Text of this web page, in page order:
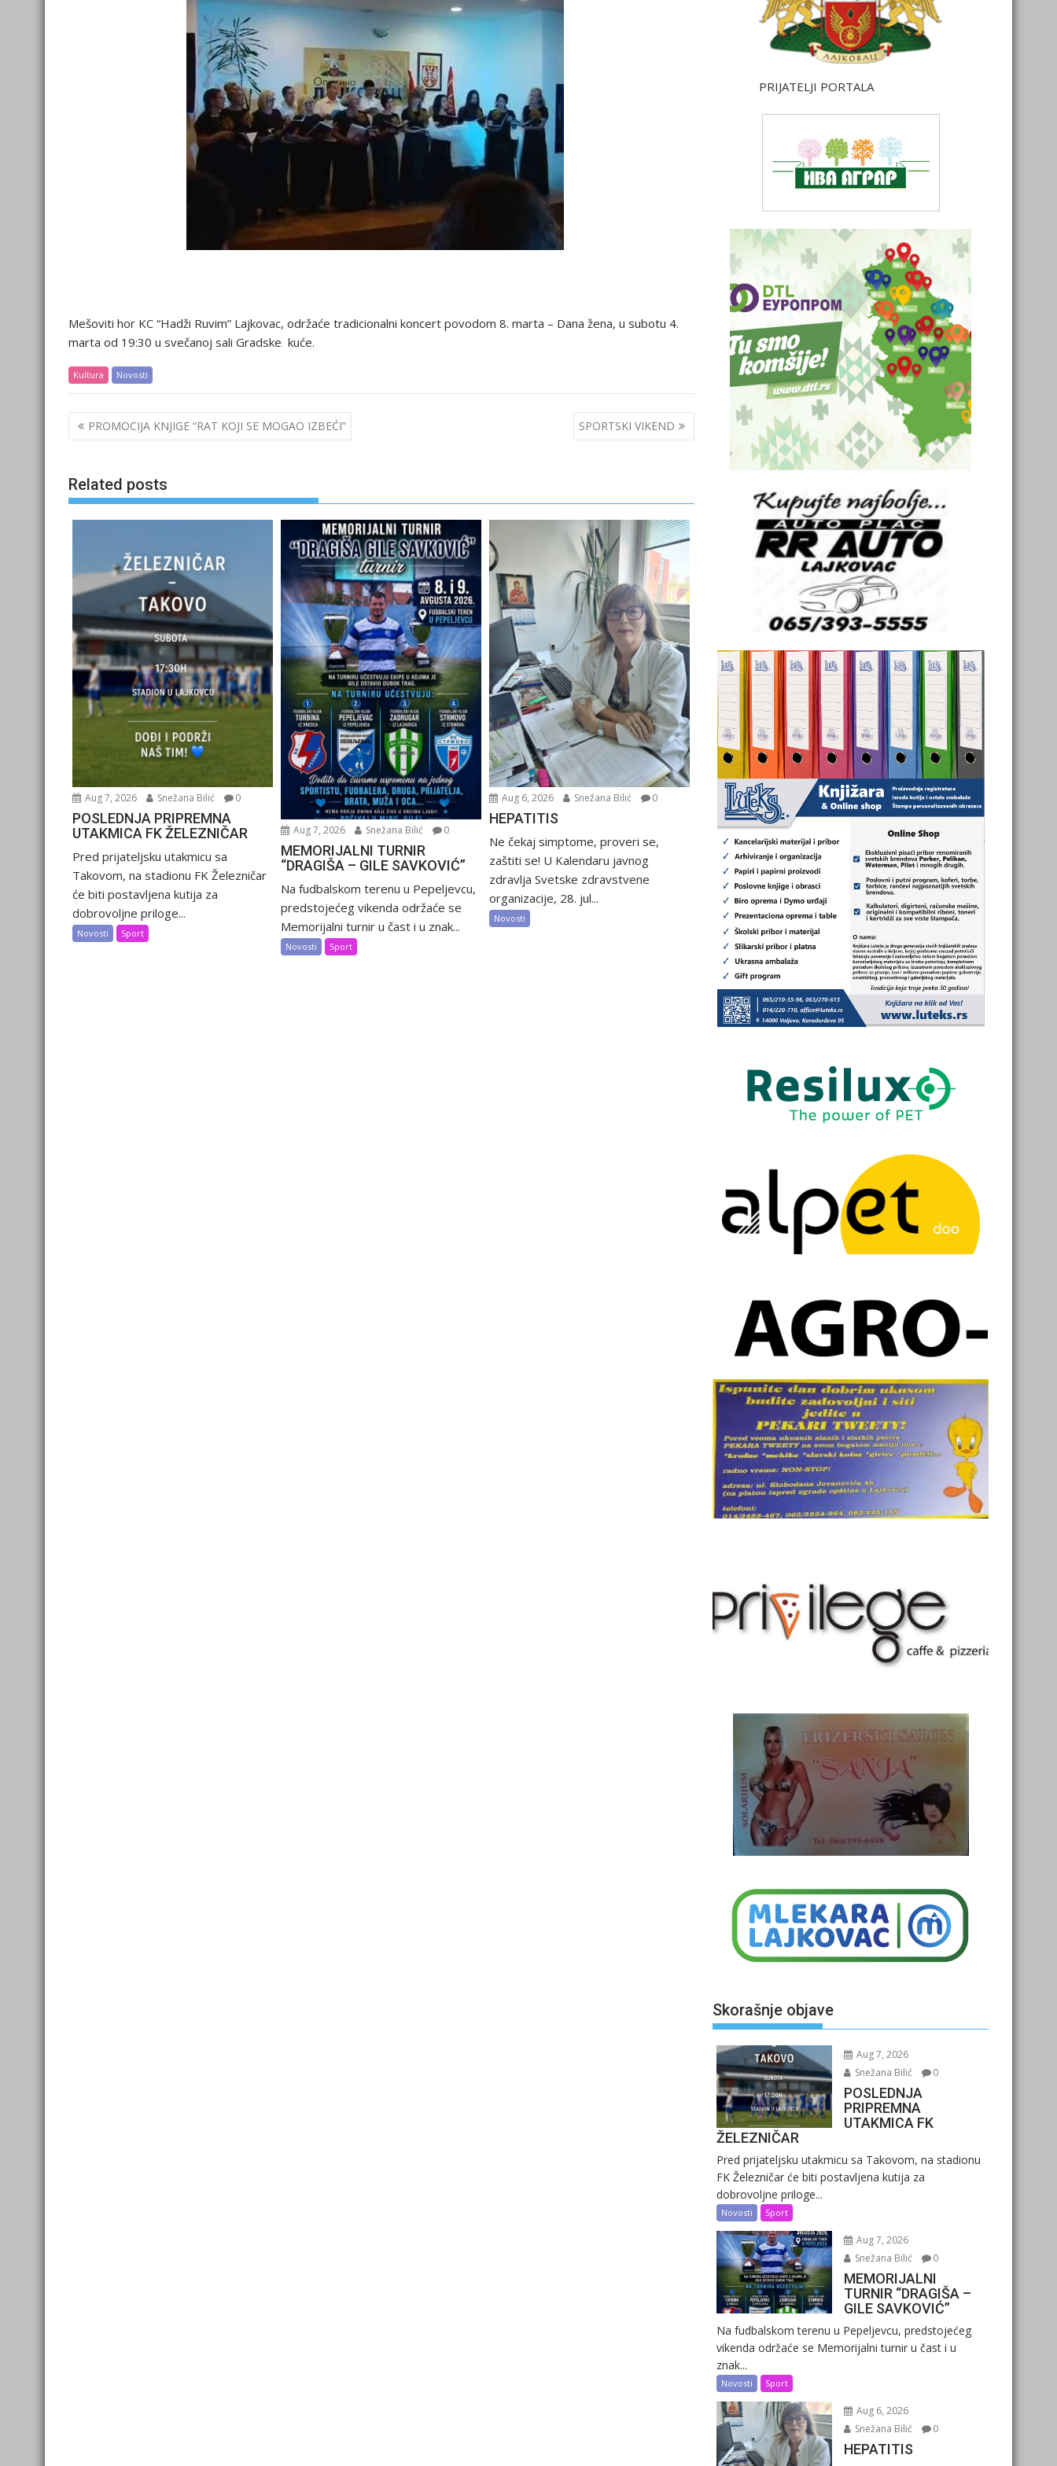
Mešoviti hor KC “Hadži Ruvim” Lajkovac, održaće tradicionalni koncert povodom 8. marta – Dana žena, u subotu 4.
marta od 19:30 u svečanoj sali Gradske kuće.
Kultura Novosti
Post
navigation
PROMOCIJA KNJIGE “RAT KOJI SE MOGAO IZBEĆI” SPORTSKI VIKEND
Related posts
Aug 7, 2026 Snežana Bilić 0
POSLEDNJA PRIPREMNA
UTAKMICA FK ŽELEZNIČAR
Pred prijateljsku utakmicu sa
Takovom, na stadionu FK Železničar
će biti postavljena kutija za
dobrovoljne priloge...
Novosti Sport
Aug 7, 2026 Snežana Bilić 0
MEMORIJALNI TURNIR
“DRAGIŠA – GILE SAVKOVIĆ”
Na fudbalskom terenu u Pepeljevcu,
predstojećeg vikenda održaće se
Memorijalni turnir u čast i u znak...
Novosti Sport
Aug 6, 2026 Snežana Bilić 0
HEPATITIS
Ne čekaj simptome, proveri se,
zaštiti se! U Kalendaru javnog
zdravlja Svetske zdravstvene
organizacije, 28. jul...
Novosti
PRIJATELJI PORTALA
Skorašnje objave
Aug 7, 2026
Snežana Bilić
0
POSLEDNJA
PRIPREMNA
UTAKMICA FK
ŽELEZNIČAR
Pred prijateljsku utakmicu sa Takovom, na stadionu
FK Železničar će biti postavljena kutija za
dobrovoljne priloge...
Novosti Sport
Aug 7, 2026
Snežana Bilić
0
MEMORIJALNI
TURNIR “DRAGIŠA –
GILE SAVKOVIĆ”
Na fudbalskom terenu u Pepeljevcu, predstojećeg
vikenda održaće se Memorijalni turnir u čast i u
znak...
Novosti Sport
Aug 6, 2026
Snežana Bilić
0
HEPATITIS